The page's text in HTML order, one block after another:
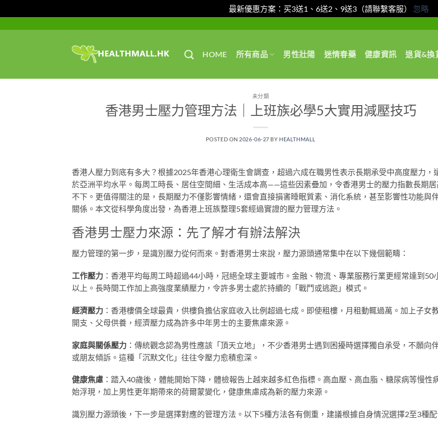
最新優惠方案：买3送1、6送2、9送3（請聯繫客服） 忽略
HOME 所有商品 男性壯陽 迷情春藥 健康資訊 退貨&換
未分類
香港男士壓力管理方法｜上班族必學5大實用減壓技巧
POSTED ON 2026-06-27 BY HEALTHMALL
香港人壓力到底有多大？根據2025年香港心理衛生會調查，超過六成在職男性表示長期承受中高度壓力，
於亞洲平均水平。每周工時長、居住空間細、生活成本高——這些因素疊加，令香港男士的壓力指數長期居
不下。更值得關注的是，長期壓力不僅影響情緒，還會直接損害睡眠質素、消化系統，甚至影響性功能與
關係。本文從科學角度出發，為香港上班族整理5套經過實證的壓力管理方法。
香港男士壓力來源：先了解才有辦法解決
壓力管理的第一步，是識別壓力從何而來。對香港男士來說，壓力源頭通常集中在以下幾個範疇：
工作壓力 ：香港平均每周工時超過44小時，冠絕全球主要城市。金融、物流、專業服務行業更經常達到50
以上。長時間工作加上高強度業績壓力，令許多男士處於持續的「戰鬥或逃跑」模式。
經濟壓力 ：香港樓價全球最貴，供樓負擔佔家庭收入比例超過七成。即使租樓，月租動輒過萬。加上子女
開支、父母供養，經濟壓力成為許多中年男士的主要焦慮來源。
家庭與關係壓力 ：傳統觀念認為男性應該「頂天立地」，不少香港男士遇到困擾時選擇獨自承受，不願向
或朋友傾訴。這種「沉默文化」往往令壓力愈積愈深。
健康焦慮 ：踏入40歲後，體能開始下降，體檢報告上越來越多紅色指標。高血壓、高血脂、糖尿病等慢性
始浮現，加上男性更年期帶來的荷爾蒙變化，健康焦慮成為新的壓力來源。
識別壓力源頭後，下一步是選擇對應的管理方法。以下5種方法各有側重，建議根據自身情況選擇2至3種